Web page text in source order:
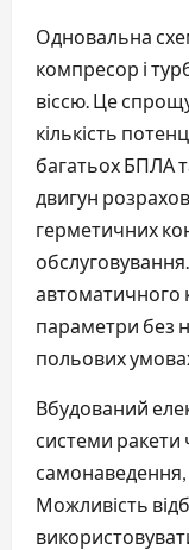
Одновальна
компресор і
віссю. Це
кількість
багатьох БПЛА
двигун
герметичних
автоматичного
параметри без
польових
Вбудований
системи ракети
самонаведення,
Можливість